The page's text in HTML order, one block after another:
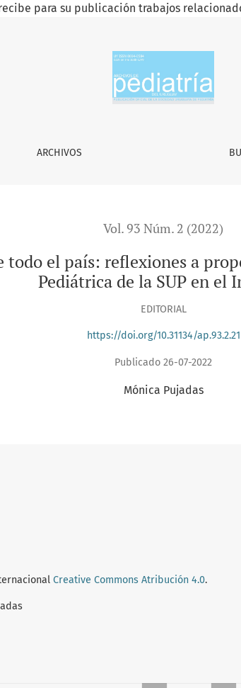
para su publicación trabajos
ARCHIVOS
Vol. 93 Núm. 2 (2022)
todo el país: reflexiones a
Pediátrica de la SUP en el
EDITORIAL
https://doi.org/10.31134/ap.93.2.21
Publicado 26-07-2022
Mónica Pujadas
Creative Commons Atribución 4.0.